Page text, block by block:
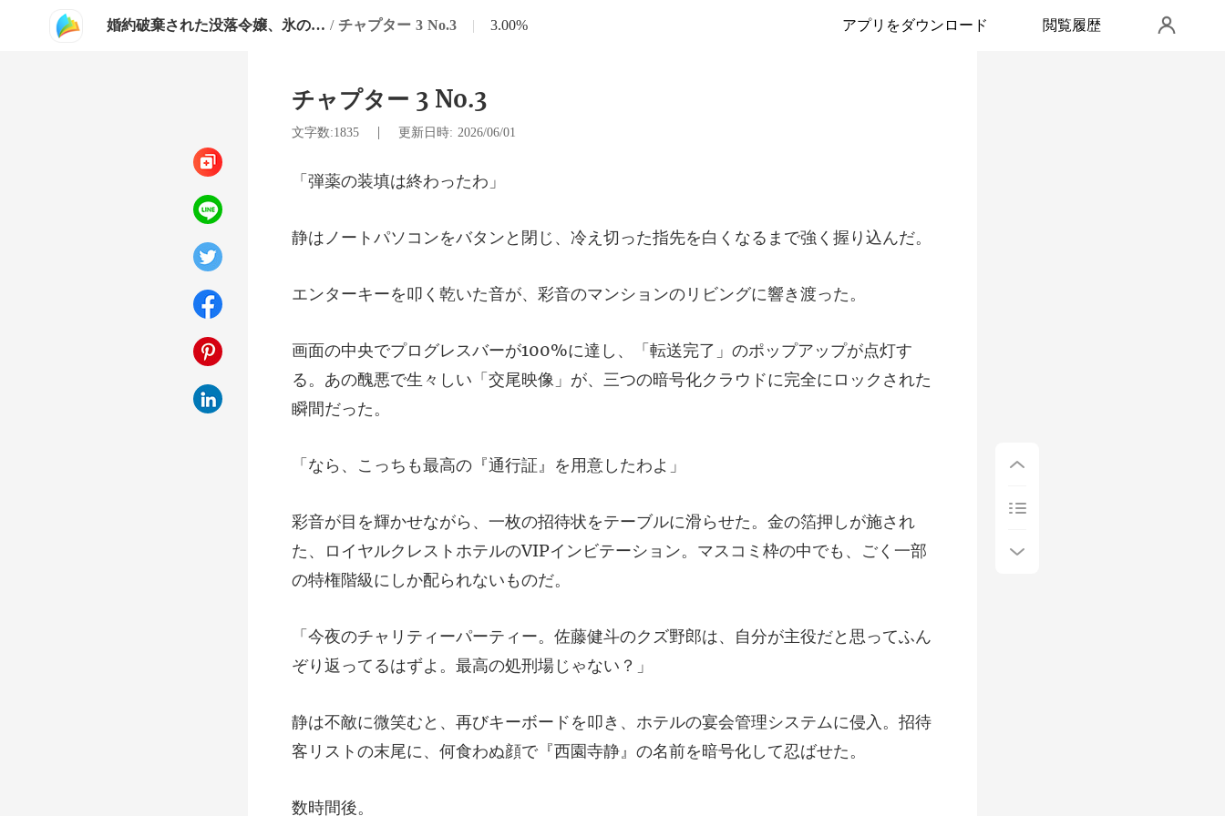
婚約破棄された没落令嬢、氷の帝王たる冷酷総帥に甘く溺愛される / チャプター 3 No.3 | 3.00% アプリをダウンロード 閲覧履歴
チャプター 3 No.3
文字数:1835 | 更新日時: 2026/06/01
装填は終
と閉じ、冷え切った指先を白
た音が、彩音のマンショ
のポップアップが点灯す
る。あの醜悪で生々しい「交尾映像」
最高の『通行証』
箔押しが施され
た、ロイヤルクレストホテルのVIPインビテーショ
のクズ野郎は、自分が主役だと思ってふん
ぞ
の宴会管理システムに侵入。招待
客リストの末尾に、
時